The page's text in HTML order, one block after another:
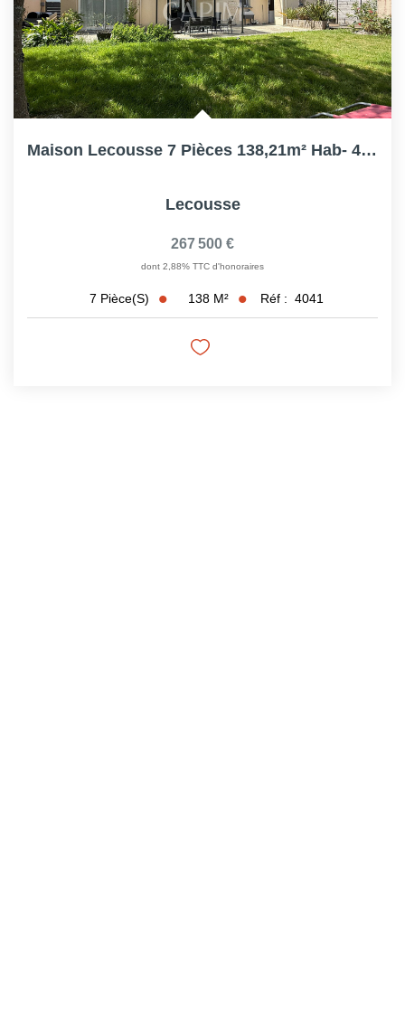
Maison Lecousse 7 Pièces 138,21m² Hab- 4 Ch + Bureau -...
Lecousse
267 500 €
dont 2,88% TTC d'honoraires
7 Pièce(s) 138 M² Réf : 4041